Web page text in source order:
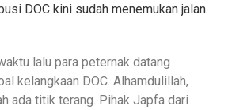
DOC kini sudah menemukan jalan
lalu para peternak datang
kelangkaan DOC. Alhamdulillah,
ada titik terang. Pihak Japfa dari